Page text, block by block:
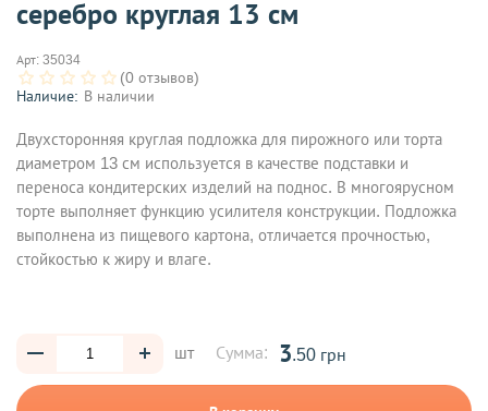
серебро круглая 13 см
Арт: 35034
(0 отзывов)
Наличие: В наличии
Двухсторонняя круглая подложка для пирожного или торта
диаметром 13 см используется в качестве подставки и
переноса кондитерских изделий на поднос. В многоярусном
торте выполняет функцию усилителя конструкции. Подложка
выполнена из пищевого картона, отличается прочностью,
стойкостью к жиру и влаге.
шт Сумма: 3.50 грн